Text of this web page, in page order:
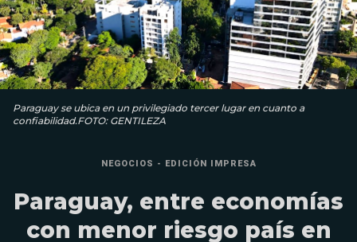
Paraguay se ubica en un privilegiado tercer lugar en cuanto a
confiabilidad.FOTO: GENTILEZA
NEGOCIOS - EDICIÓN IMPRESA
Paraguay, entre economías
con menor riesgo país en